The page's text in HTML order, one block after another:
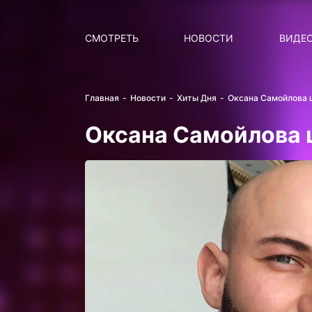
СМОТРЕТЬ НОВОСТИ
Главная Новости Хиты Дня Оксана Самойлова
Оксана Самойлова